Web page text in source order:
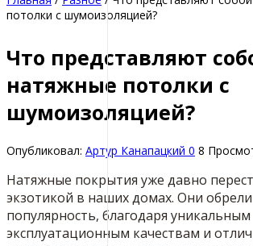
потолки с шумоизоляцией?
Что представляют
натяжные потолки с
шумоизоляцией?
Опубликовал: Артур Канапацкий 0 8
Натяжные покрытия уже давно
экзотикой в наших домах. Они
популярность, благодаря уникальным
эксплуатационным качествам и